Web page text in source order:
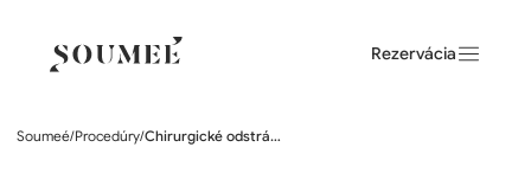
Rezervácia
Soumeé/Procedúry/ Chirurgické odstránenie kožných útvarov